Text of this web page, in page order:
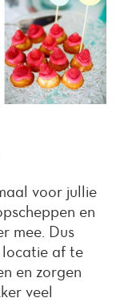
voor jullie
en
mee. Dus
locatie af te
en zorgen
veel